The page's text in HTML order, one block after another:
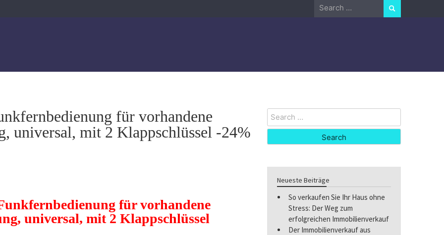
Search
für vorhandene
universal, mit 2 Klappschlüssel -24%
für vorhandene
universal, mit 2 Klappschlüssel
Search
for:
Neueste Beiträge
So verkaufen Sie Ihr Haus ohne
Stress: Der Weg zum
erfolgreichen Immobilienverkauf
Der Immobilienverkauf aus